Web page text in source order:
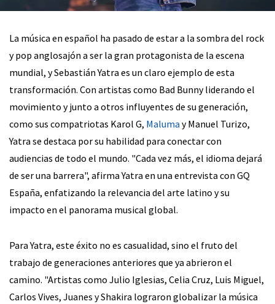
La música en español ha pasado de estar a la sombra del rock
y pop anglosajón a ser la gran protagonista de la escena
mundial, y Sebastián Yatra es un claro ejemplo de esta
transformación. Con artistas como Bad Bunny liderando el
movimiento y junto a otros influyentes de su generación,
como sus compatriotas Karol G, Maluma y Manuel Turizo,
Yatra se destaca por su habilidad para conectar con
audiencias de todo el mundo. "Cada vez más, el idioma dejará
de ser una barrera", afirma Yatra en una entrevista con GQ
España, enfatizando la relevancia del arte latino y su
impacto en el panorama musical global.
Para Yatra, este éxito no es casualidad, sino el fruto del
trabajo de generaciones anteriores que ya abrieron el
camino. "Artistas como Julio Iglesias, Celia Cruz, Luis Miguel,
Carlos Vives, Juanes y Shakira lograron globalizar la música